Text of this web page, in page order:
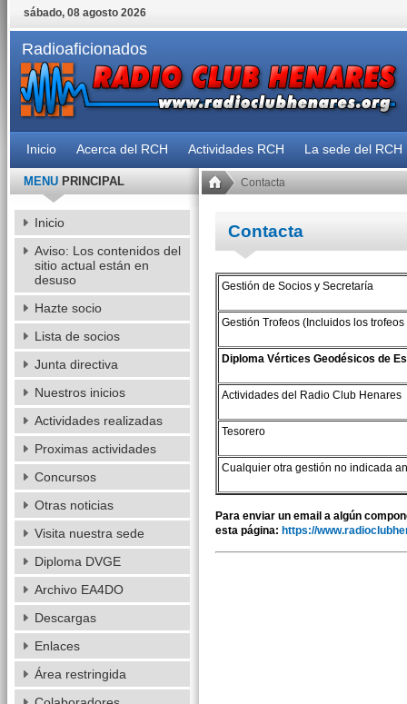
sábado, 08 agosto 2026
Radioaficionados
Inicio Acerca del RCH Actividades RCH La sede del RCH
Contacta
Contacta
Gestión de Socios y Secretaría
Gestión Trofeos (Incluidos los trofeos
Diploma Vértices Geodésicos de
Actividades del Radio Club Henares
Tesorero
Cualquier otra gestión no indicada
Para enviar un email a algún
esta página: https://
MENUPRINCIPAL
Inicio
Aviso: Los contenidos del
sitio actual están en
desuso
Hazte socio
Lista de socios
Junta directiva
Nuestros inicios
Actividades realizadas
Proximas actividades
Concursos
Otras noticias
Visita nuestra sede
Diploma DVGE
Archivo EA4DO
Descargas
Enlaces
Área restringida